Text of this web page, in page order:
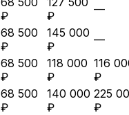
₽
₽
—
68 500
₽
145 000
₽
—
68 500
₽
118 000
₽
116
₽
68 500
₽
140 000
₽
225
₽